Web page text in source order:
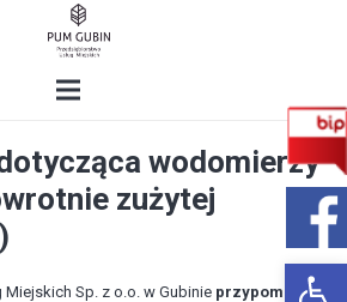
wodomierzy
zużytej
Sp. z o.o. w Gubinie przypomina